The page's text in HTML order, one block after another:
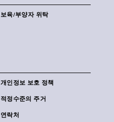
보육/부양자 위탁
개인정보 보호 정책
적정수준의 주거
연락처